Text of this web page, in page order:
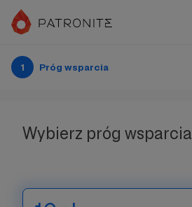
1 Próg wsparcia
Wybierz próg wsparcia